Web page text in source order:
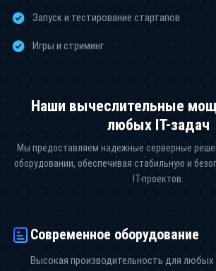
Запуск и тестирование стартапов
Игры и стриминг
Наши вычеслительные
любых IT-задач
Мы предоставляем надежные серверные
оборудовании, обеспечивая стабильную и
IT-проектов.
Современное оборудование
Высокая производительность для